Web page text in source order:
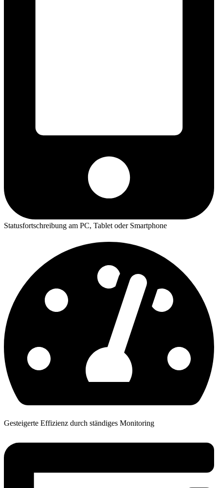
Statusfortschreibung am PC, Tablet oder Smartphone
Gesteigerte Effizienz durch ständiges Monitoring